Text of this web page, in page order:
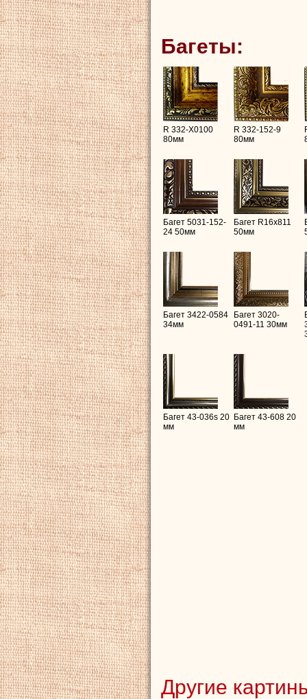
Багеты:
R 332-X0100
80мм
R 332-152-9
80мм
Багет 5031-152-
24 50мм
Багет R16х811
50мм
Багет 3422-0584
34мм
Багет 3020-
0491-11 30мм
Багет 43-036s 20
мм
Багет 43-608 20
мм
Другие